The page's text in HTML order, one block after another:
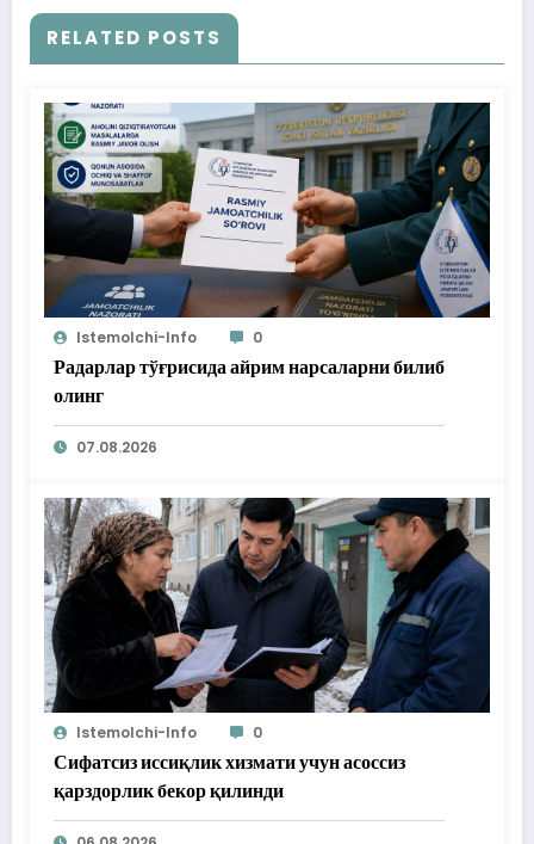
RELATED POSTS
Istemolchi-Info 0
Радарлар тўғрисида айрим нарсаларни билиб
олинг
07.08.2026
Istemolchi-Info 0
Сифатсиз иссиқлик хизмати учун асоссиз
қарздорлик бекор қилинди